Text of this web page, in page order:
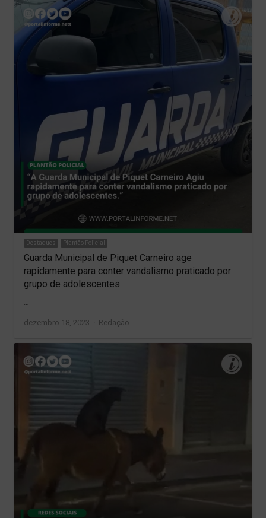
Destaques Plantão Policial
Guarda Municipal de Piquet Carneiro age
rapidamente para conter vandalismo praticado por
grupo de adolescentes
…
dezembro 18, 2023 Author
Redação